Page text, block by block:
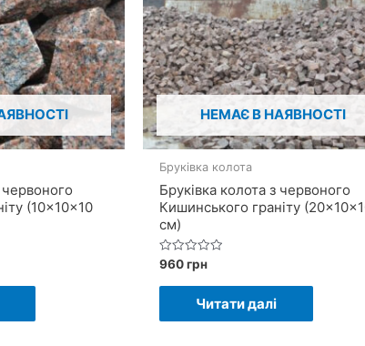
червоного
(10×10×10
НЕМАЄ В НАЯВНОСТІ
Бруківка колота
Бруківка колота з червоного
Кишинського граніту
см)
Оцінено
0
960грн
Читати далі